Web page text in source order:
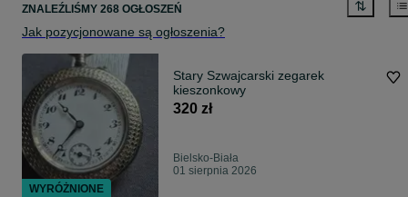
ZNALEŹLIŚMY 268 OGŁOSZEŃ
Jak pozycjonowane są ogłoszenia?
Stary Szwajcarski zegarek
kieszonkowy
320 zł
Bielsko-Biała
01 sierpnia 2026
WYRÓŻNIONE